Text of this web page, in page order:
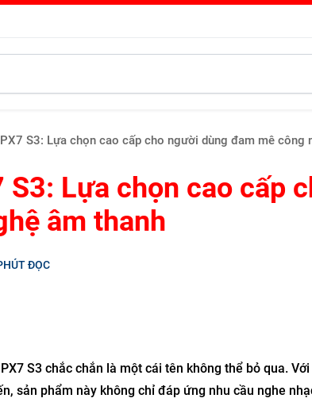
S3: Lựa chọn cao cấp cho người dùng đam mê công
S3: Lựa chọn cao cấp
âm thanh
ĐỌC
S3 chắc chắn là một cái tên không thể bỏ qua.
sản phẩm này không chỉ đáp ứng nhu cầu nghe